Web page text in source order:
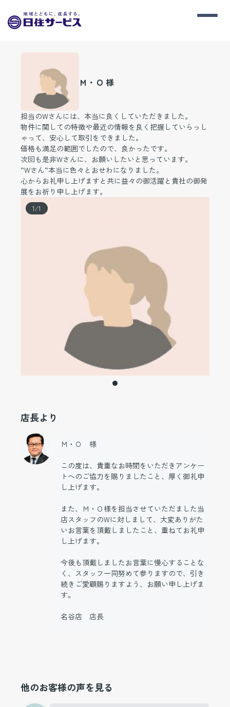
Ｍ・Ｏ 様
担当のWさんには、本当に良くしていただきました。
物件に関しての特徴や最近の情報を良く把握していらっし
ゃって、安心して取引をできました。
価格も満足の範囲でしたので、良かったです。
次回も是非Wさんに、お願いしたいと思っています。
”Wさん”本当に色々とおせわになりました。
心からお礼申し上げますと共に益々の御活躍と貴社の御発
展をお祈り申し上げます。
1/1
店長より
Ｍ・Ｏ 様
この度は、貴重なお時間をいただきアンケー
トへのご協力を賜りましたこと、厚く御礼申
し上げます。
また、Ｍ・Ｏ様を担当させていただました当
店スタッフのWに対しまして、大変ありがた
いお言葉を頂戴しましたこと、重ねてお礼申
し上げます。
今後も頂戴しましたお言葉に慢心することな
く、スタッフ一同努めて参りますので、引き
続きご愛顧賜りますよう、お願い申し上げま
す。
名谷店 店長
他のお客様の声を見る